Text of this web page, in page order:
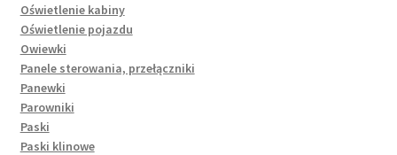
Oświetlenie kabiny
Oświetlenie pojazdu
Owiewki
Panele sterowania, przełączniki
Panewki
Parowniki
Paski
Paski klinowe